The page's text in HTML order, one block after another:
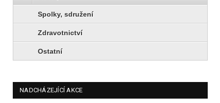
Spolky, sdružení
Zdravotnictví
Ostatní
NADCHÁZEJÍCÍ AKCE